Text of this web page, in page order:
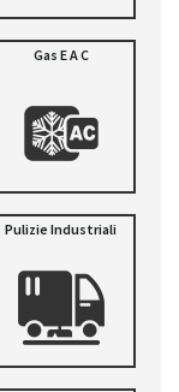
Gas E A C
Pulizie Industriali